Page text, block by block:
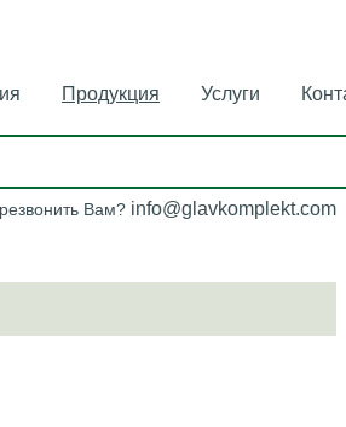
Продукция Услуги
Вам? info@glavkomplekt.com